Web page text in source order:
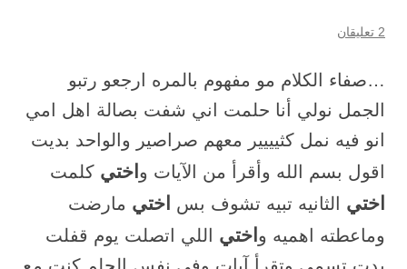
2 تعليقان
…صفاء الكلام مو مفهوم بالمره ارجعو رتبو
الجمل نولي أنا حلمت اني شفت بصالة اهل امي
انو فيه نمل كثيييير معهم صراصير والواحد بديت
اقول بسم الله وأقرأ من الآيات و اختي كلمت
اختي الثانيه تبيه تشوف بس اختي مارضت
وماعطته اهميه و اختي اللي اتصلت يوم قفلت